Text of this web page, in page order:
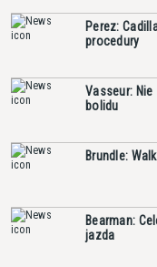
Perez:
procedury
Vasseur:
bolidu
Brundle:
Bearman:
jazda